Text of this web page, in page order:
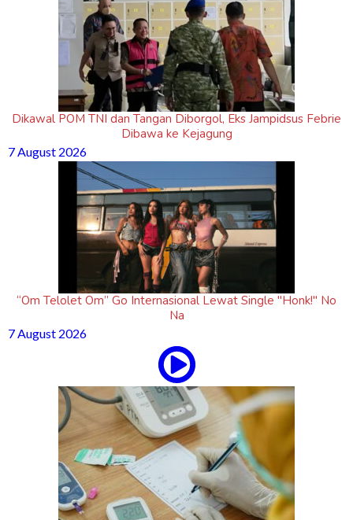
Dikawal POM TNI dan Tangan Diborgol, Eks Jampidsus Febrie
Dibawa ke Kejagung
7 August 2026
“Om Telolet Om” Go Internasional Lewat Single "Honk!" No
Na
7 August 2026